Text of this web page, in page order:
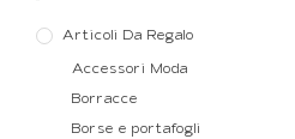
Articoli Da Regalo
Accessori Moda
Borracce
Borse e portafogli